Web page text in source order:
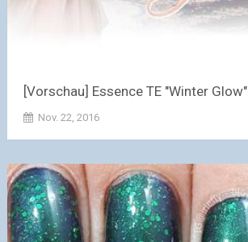
[Vorschau] Essence TE "Winter Glow"
Nov. 22, 2016